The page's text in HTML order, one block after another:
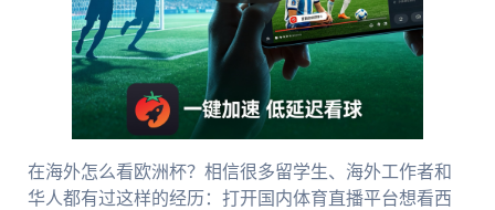
在海外怎么看欧洲杯？相信很多留学生、海外工作者和
华人都有过这样的经历：打开国内体育直播平台想看西